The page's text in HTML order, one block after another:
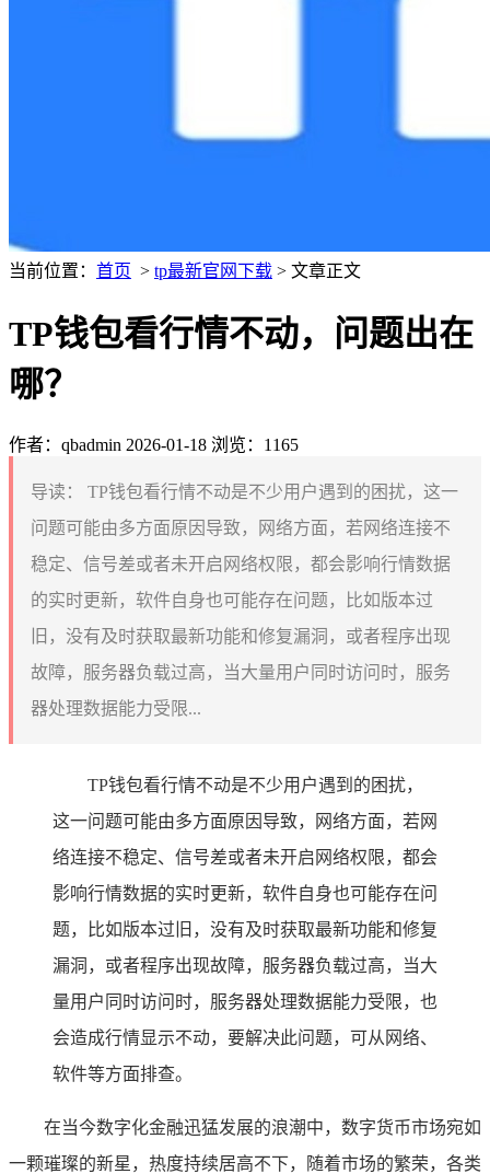
当前位置： 首页 > tp最新官网下载 > 文章正文
TP钱包看行情不动，问题出在
哪？
作者：qbadmin 2026-01-18 浏览：1165
导读：
TP钱包看行情不动是不少用户遇到的困扰，这一
问题可能由多方面原因导致，网络方面，若网络连接不
稳定、信号差或者未开启网络权限，都会影响行情数据
的实时更新，软件自身也可能存在问题，比如版本过
旧，没有及时获取最新功能和修复漏洞，或者程序出现
故障，服务器负载过高，当大量用户同时访问时，服务
器处理数据能力受限...
TP钱包看行情不动是不少用户遇到的困扰，
这一问题可能由多方面原因导致，网络方面，若网
络连接不稳定、信号差或者未开启网络权限，都会
影响行情数据的实时更新，软件自身也可能存在问
题，比如版本过旧，没有及时获取最新功能和修复
漏洞，或者程序出现故障，服务器负载过高，当大
量用户同时访问时，服务器处理数据能力受限，也
会造成行情显示不动，要解决此问题，可从网络、
软件等方面排查。
在当今数字化金融迅猛发展的浪潮中，数字货币市场宛如
一颗璀璨的新星，热度持续居高不下，随着市场的繁荣，各类